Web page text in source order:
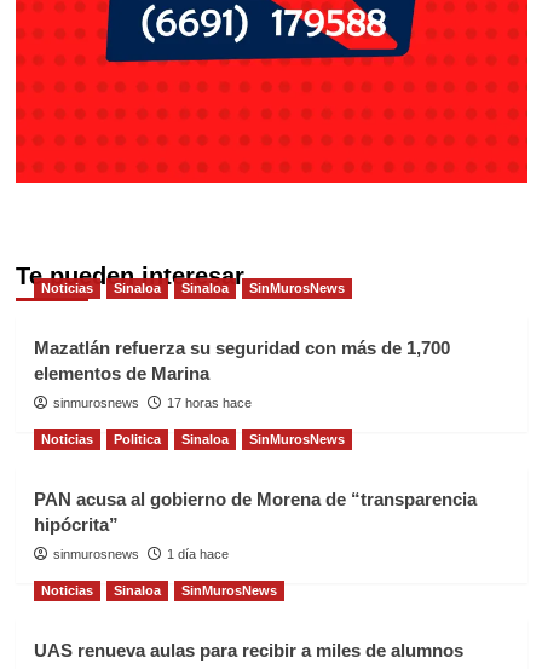
Te pueden interesar
Noticias Sinaloa Sinaloa SinMurosNews
Mazatlán refuerza su seguridad con más de 1,700
elementos de Marina
sinmurosnews 17 horas hace
Noticias Politica Sinaloa SinMurosNews
PAN acusa al gobierno de Morena de “transparencia
hipócrita”
sinmurosnews 1 día hace
Noticias Sinaloa SinMurosNews
UAS renueva aulas para recibir a miles de alumnos